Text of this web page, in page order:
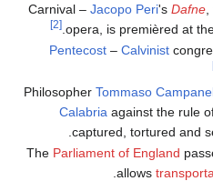
Carnival – Jacopo Peri's Dafne,
opera, is premièred at
.
[2]
Pentecost– Calvinist
Philosopher Tommaso
Calabria against the rule
captured, tortured and
The Parliament of England
allows